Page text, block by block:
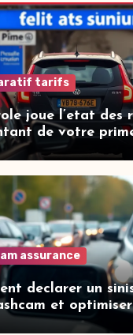
tarifs
joue l’etat des
de votre
assurance
declarer un
et optimiser